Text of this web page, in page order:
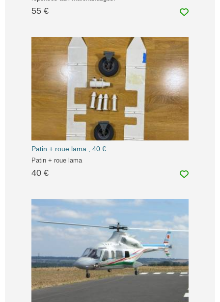
55 €
Patin + roue lama , 40 €
Patin + roue lama
40 €